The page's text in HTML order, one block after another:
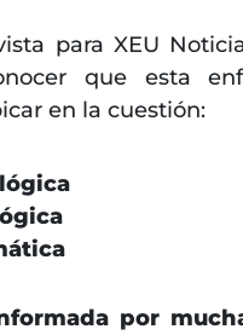
para XEU
que esta
en la cuestión:
por